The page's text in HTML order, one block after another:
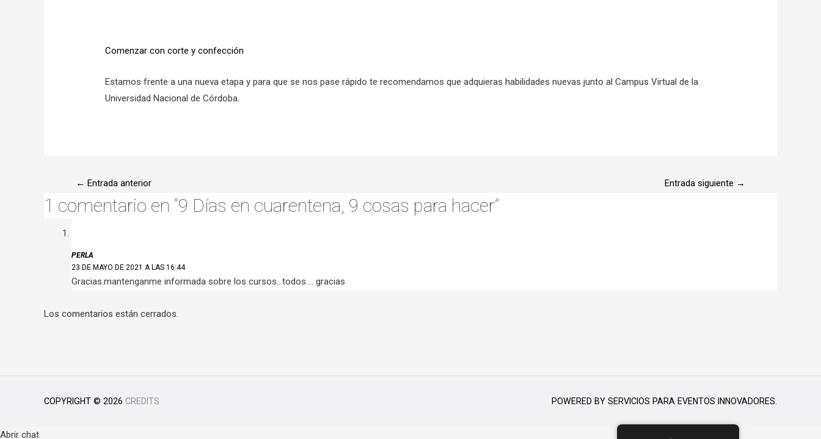
Comenzar con corte y confección
Estamos frente a una nueva etapa y para que se nos pase rápido te recomendamos que adquieras habilidades nuevas junto al Campus Virtual de la
Universidad Nacional de Córdoba.
Navegación
entradas
← Entrada anterior Entrada siguiente →
1 comentario en “9 Días en cuarentena, 9 cosas para hacer”
PERLA
23 DE MAYO DE 2021 A LAS 16:44
Gracias.mantenganme informada sobre los cursos…todos…. gracias
Los comentarios están cerrados.
COPYRIGHT © 2026 CREDITS POWERED BY SERVICIOS PARA EVENTOS INNOVADORES.
Abrir chat